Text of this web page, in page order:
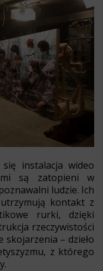
instalacja wideo
są zatopieni w
ludzie. Ich
utrzymują kontakt z
rurki, dzięki
rzeczywistości
– dzieło
z którego